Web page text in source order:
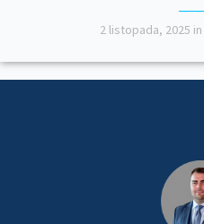
2 listopada, 2025 in